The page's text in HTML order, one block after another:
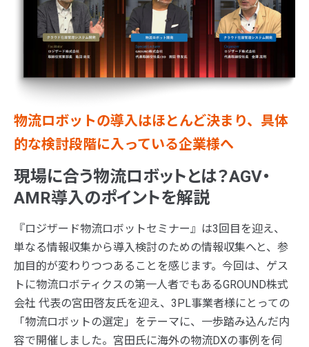
物流ロボットの導入はほとんど決まり、具体
的な検討段階に入っている企業様へ
現場に合う物流ロボットとは？AGV・
AMR導入のポイントを解説
『ロジザード物流ロボットセミナー』は3回目を迎え、
単なる情報収集から導入検討のための情報収集へと、参
加目的が変わりつつあることを感じます。今回は、ゲス
トに物流ロボティクスの第一人者でもあるGROUND株式
会社 代表の宮田啓友氏を迎え、3PL事業者様にとっての
「物流ロボットの選定」をテーマに、一歩踏み込んだ内
容で開催しました。宮田氏に海外の物流DXの事例を伺